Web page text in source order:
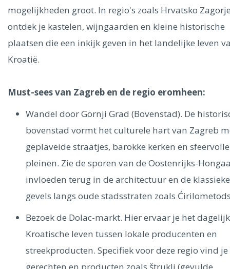
mogelijkheden groot. In regio's zoals Hrvatsko
ontdek je kastelen, wijngaarden en kleine historische
plaatsen die een inkijk geven in het landelijke leven
Kroatië.
Must-sees van Zagreb en de regio eromheen:
Wandel door Gornji Grad (Bovenstad). De
bovenstad vormt het culturele hart van Zagreb
geplaveide straatjes, barokke kerken en sfeervolle
pleinen. Zie de sporen van de Oostenrijks-
invloeden terug in de architectuur en de klassieke
gevels langs oude stadsstraten zoals
Bezoek de Dolac-markt. Hier ervaar je het
Kroatische leven tussen lokale producenten en
streekproducten. Specifiek voor deze regio vind je
gerechten en producten zoals štrukli (gevulde